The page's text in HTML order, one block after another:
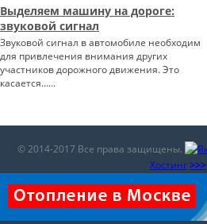
Выделяем машину на дороге:
звуковой сигнал
Звуковой сигнал в автомобиле необходим
для привлечения внимания других
участников дорожного движения. Это
касается…...
© 2014-2017 Все права защищены.
Хостинг >>>